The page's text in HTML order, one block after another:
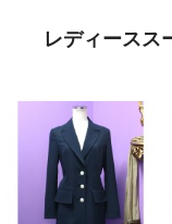
レディースス